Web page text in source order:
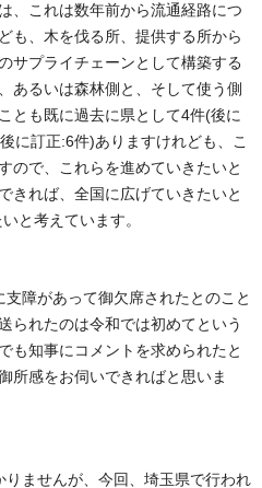
、これは数年前から流通経路につ
も、木を伐る所、提供する所から
サプライチェーンとして構築する
あるいは森林側と、そして使う側
とも既に過去に県として4件(後に
に訂正:6件)ありますけれども、こ
ので、これらを進めていきたいと
きれば、全国に広げていきたいと
と考えています。
障があって御欠席されたとのこと
られたのは令和では初めてという
も知事にコメントを求められたと
所感をお伺いできればと思いま
ませんが、今回、埼玉県で行われ